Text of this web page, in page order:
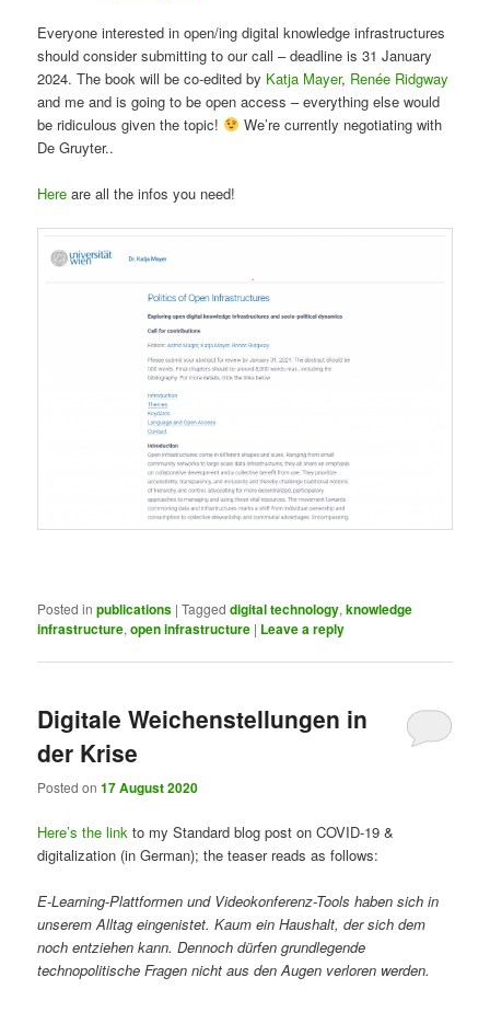
Everyone interested in open/ing digital knowledge infrastructures
should consider submitting to our call – deadline is 31 January
2024. The book will be co-edited by Katja Mayer, Renée Ridgway
and me and is going to be open access – everything else would
be ridiculous given the topic!
We’re currently negotiating with
De Gruyter..
Here are all the infos you need!
Posted in publications |Tagged digital technology,knowledge
infrastructure,open infrastructure | Leave a reply
Digitale Weichenstellungen in
der Krise
Posted on17 August 2020
Here’s the link to my Standard blog post on COVID-19 &
digitalization (in German); the teaser reads as follows:
E-Learning-Plattformen und Videokonferenz-Tools haben sich in
unserem Alltag eingenistet. Kaum ein Haushalt, der sich dem
noch entziehen kann. Dennoch dürfen grundlegende
technopolitische Fragen nicht aus den Augen verloren werden.